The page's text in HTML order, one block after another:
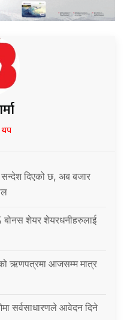
दिएको छ, अब बजार
बोनस शेयर शेयरधनीहरुलाई
ऋणपत्रमा आजसम्म मात्र
सर्वसाधारणले आवेदन दिने